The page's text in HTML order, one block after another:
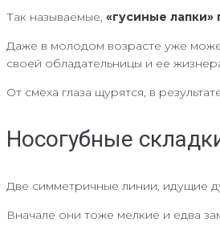
Так называемые, «гусиные
Даже в молодом возрасте уже
своей обладательницы и ее
От смеха глаза щурятся, в
Носогубные
Две симметричные линии, идущие
Вначале они тоже мелкие и едва